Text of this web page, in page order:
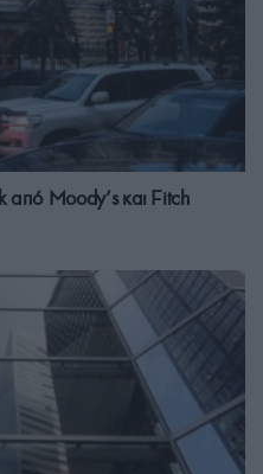
από Moody’s και Fitch